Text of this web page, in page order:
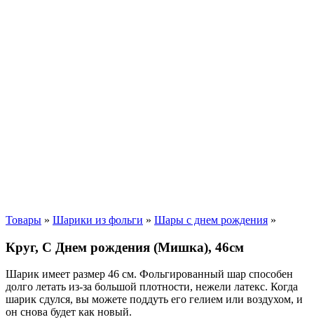
Товары » Шарики из фольги » Шары с днем рождения »
Круг, С Днем рождения (Мишка), 46см
Шарик имеет размер 46 см. Фольгированный шар способен
долго летать из-за большой плотности, нежели латекс. Когда
шарик сдулся, вы можете поддуть его гелием или воздухом, и
он снова будет как новый.